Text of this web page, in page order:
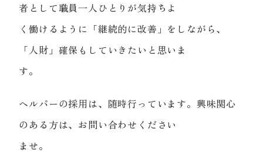
者として職員一人ひとりが気持ちよ
く働けるように「継続的に改善」をしながら、
「人財」確保もしていきたいと思いま
す。
ヘルパーの採用は、随時行っています。興味関心
のある方は、お問い合わせください
ませ。